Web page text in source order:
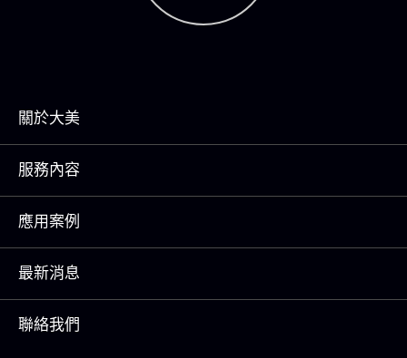
關於大美
服務內容
應用案例
最新消息
聯絡我們